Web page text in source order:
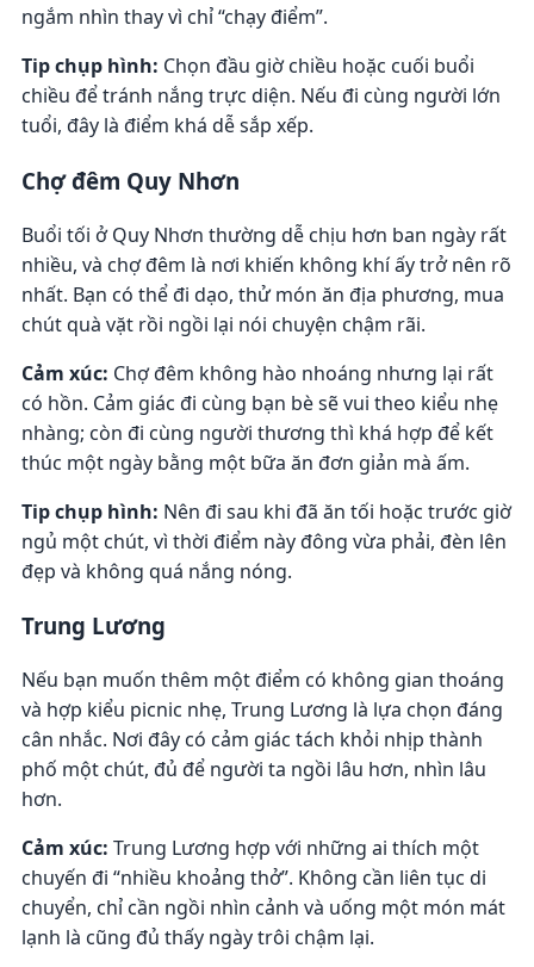
ngắm nhìn thay vì chỉ “chạy điểm”.
Tip chụp hình: Chọn đầu giờ chiều hoặc cuối buổi
chiều để tránh nắng trực diện. Nếu đi cùng người lớn
tuổi, đây là điểm khá dễ sắp xếp.
Chợ đêm Quy Nhơn
Buổi tối ở Quy Nhơn thường dễ chịu hơn ban ngày rất
nhiều, và chợ đêm là nơi khiến không khí ấy trở nên rõ
nhất. Bạn có thể đi dạo, thử món ăn địa phương, mua
chút quà vặt rồi ngồi lại nói chuyện chậm rãi.
Cảm xúc: Chợ đêm không hào nhoáng nhưng lại rất
có hồn. Cảm giác đi cùng bạn bè sẽ vui theo kiểu nhẹ
nhàng; còn đi cùng người thương thì khá hợp để kết
thúc một ngày bằng một bữa ăn đơn giản mà ấm.
Tip chụp hình: Nên đi sau khi đã ăn tối hoặc trước giờ
ngủ một chút, vì thời điểm này đông vừa phải, đèn lên
đẹp và không quá nắng nóng.
Trung Lương
Nếu bạn muốn thêm một điểm có không gian thoáng
và hợp kiểu picnic nhẹ, Trung Lương là lựa chọn đáng
cân nhắc. Nơi đây có cảm giác tách khỏi nhịp thành
phố một chút, đủ để người ta ngồi lâu hơn, nhìn lâu
hơn.
Cảm xúc: Trung Lương hợp với những ai thích một
chuyến đi “nhiều khoảng thở”. Không cần liên tục di
chuyển, chỉ cần ngồi nhìn cảnh và uống một món mát
lạnh là cũng đủ thấy ngày trôi chậm lại.